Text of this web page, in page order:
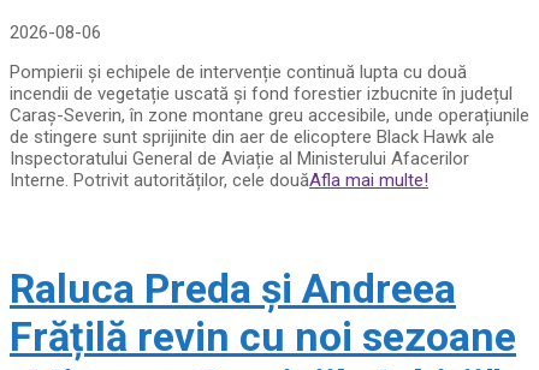
2026-08-06
Pompierii și echipele de intervenție continuă lupta cu două
incendii de vegetație uscată și fond forestier izbucnite în județul
Caraș-Severin, în zone montane greu accesibile, unde operațiunile
de stingere sunt sprijinite din aer de elicoptere Black Hawk ale
Inspectoratului General de Aviație al Ministerului Afacerilor
Interne. Potrivit autorităților, cele douăAfla mai multe!
Raluca Preda și Andreea
Frățilă revin cu noi sezoane